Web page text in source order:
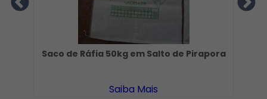
Saco de Ráfia 50kg em Salto de Pirapora
Saiba Mais